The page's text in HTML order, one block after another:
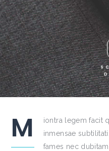
M
iontra legem facit
inmensae
fames nec